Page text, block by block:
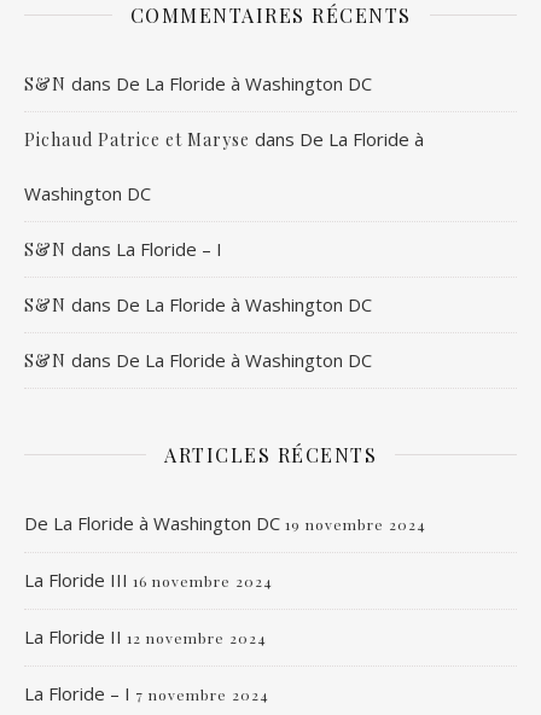
COMMENTAIRES RÉCENTS
S&N dans De La Floride à Washington DC
Pichaud Patrice et Maryse dans De La Floride à
Washington DC
S&N dans La Floride – I
S&N dans De La Floride à Washington DC
S&N dans De La Floride à Washington DC
ARTICLES RÉCENTS
De La Floride à Washington DC 19 novembre 2024
La Floride III 16 novembre 2024
La Floride II 12 novembre 2024
La Floride – I 7 novembre 2024